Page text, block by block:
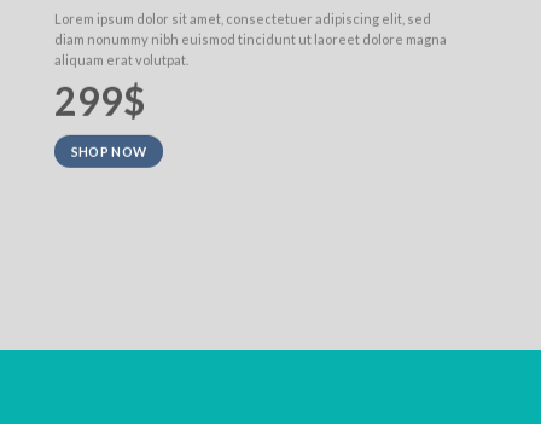
Lorem ipsum dolor sit amet, consectetuer adipiscing elit, sed
diam nonummy nibh euismod tincidunt ut laoreet dolore magna
aliquam erat volutpat.
299$
SHOP NOW